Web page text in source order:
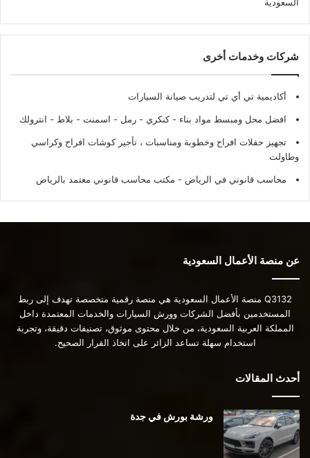
السعودية
شركات وخدمات أخرى
أكاديمية تي أي تي لتدريب صيانة السيارات
افضل محل ومبسط مواد بناء - كنكري - رمل - اسمنت - بلاط - انترولك
تجهيز حفلات افراح وخطوبة ومناسبات ، تأجير كوشات افراح وكراسي
وطاولت
محاسب قانوني في الرياض - مكتب محاسب قانوني معتمد بالرياض
عن منصة الأعمال السعودية
Q3132 منصة الأعمال السعودية هي منصة رقمية متخصصة تهدف إلى ربط
المستخدمين بأفضل الشركات وورش السيارات والخدمات المعتمدة داخل
المملكة العربية السعودية، من خلال محتوى موثوق، تصنيفات دقيقة، وتجربة
استخدام سهلة تساعد الزائر على اتخاذ القرار الصحيح.
أحدث المقالات
ورشة بورش في جدة